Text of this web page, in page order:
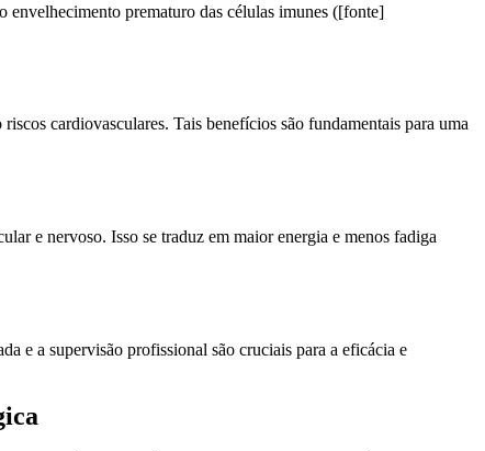
envelhecimento prematuro das células imunes ([fonte]
cardiovasculares. Tais benefícios são fundamentais para uma
e nervoso. Isso se traduz em maior energia e menos fadiga
e a supervisão profissional são cruciais para a eficácia e